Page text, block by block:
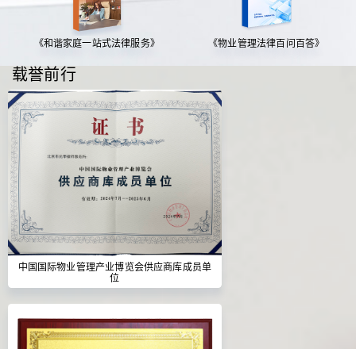
《和谐家庭一站式法律服务》 《物业管理法律百问百答》
载誉前行
中国国际物业管理产业博览会供应商库成员单
位